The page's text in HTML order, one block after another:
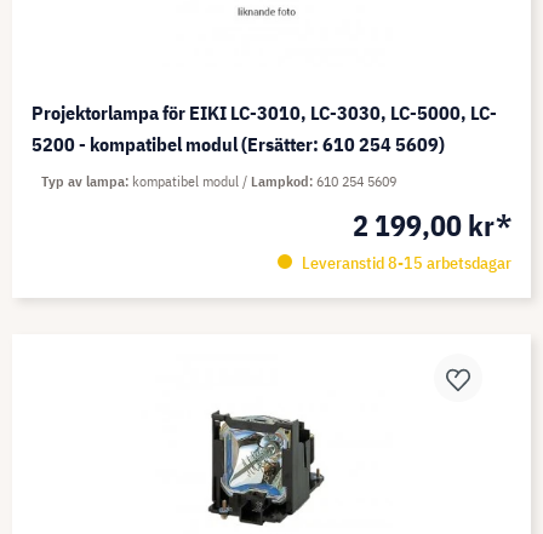
Projektorlampa för EIKI LC-3010, LC-3030, LC-5000, LC-
5200 - kompatibel modul (Ersätter: 610 254 5609)
2 199,00 kr*
Leveranstid 8-15 arbetsdagar
Typ av lampa kompatibel modul Lampkod 610 254 5609